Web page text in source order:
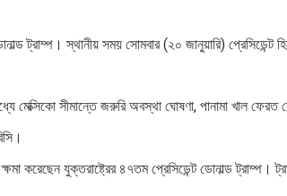
ট্রাম্প। স্থানীয় সময় সোমবার (২০ জানুয়ারি)
মেক্সিকো সীমান্তে জরুরি অবস্থা ঘোষণা, পানামা খাল
যুক্তরাষ্ট্রের ৪৭তম প্রেসিডেন্ট ডোনাল্ড ট্রাম্প।